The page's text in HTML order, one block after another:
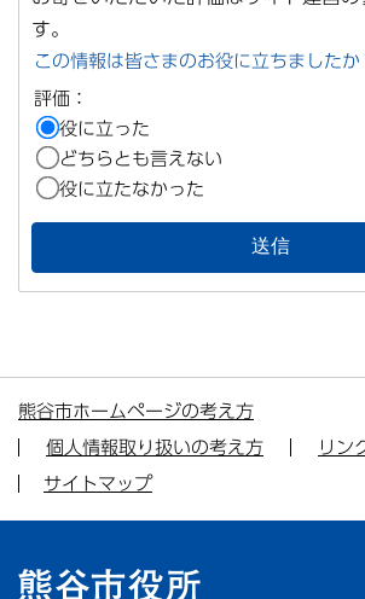
す。
この情報は皆さまのお役に立ちましたか
評価：
役に立った
どちらとも言えない
役に立たなかった
熊谷市ホームページの考え方
個人情報取り扱いの考え方
リン
サイトマップ